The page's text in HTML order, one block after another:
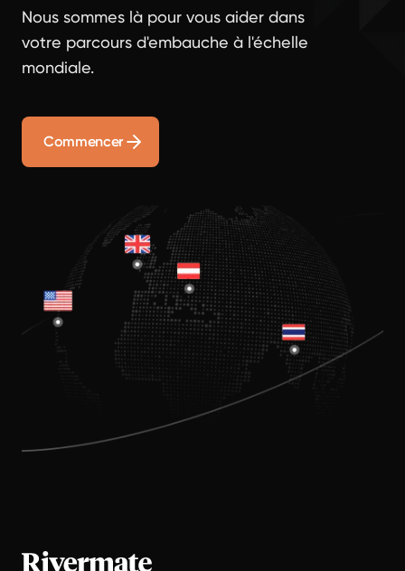
Nous sommes là pour vous aider dans
votre parcours d'embauche à l'échelle
mondiale.
Commencer